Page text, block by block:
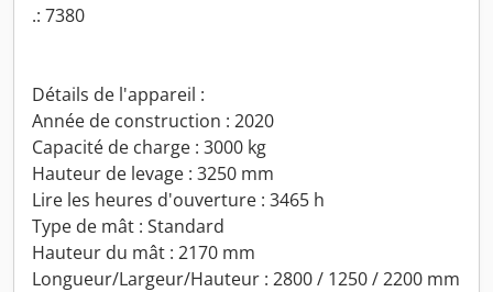
.: 7380
Détails de l'appareil :
Année de construction : 2020
Capacité de charge : 3000 kg
Hauteur de levage : 3250 mm
Lire les heures d'ouverture : 3465 h
Type de mât : Standard
Hauteur du mât : 2170 mm
Longueur/Largeur/Hauteur : 2800 / 1250 / 2200 mm